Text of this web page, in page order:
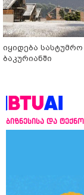
იყიდება სასტუმრო
ბაკურიანში
ბიზნესისა და